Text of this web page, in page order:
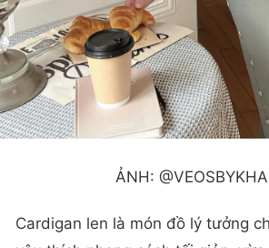
ẢNH:
Cardigan len là món đồ lý tưởng